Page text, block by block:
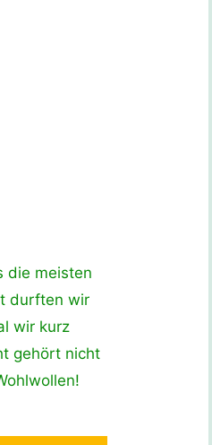
die meisten
durften wir
wir kurz
gehört nicht